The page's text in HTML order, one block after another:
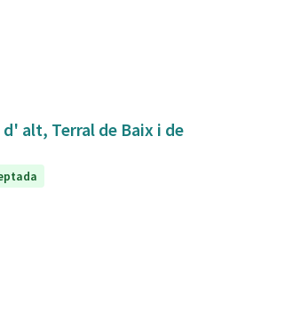
alt, Terral de Baix i de